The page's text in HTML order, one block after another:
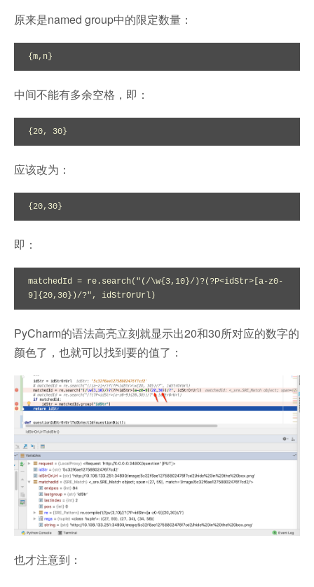
原来是named group中的限定数量：
{m,n}
中间不能有多余空格，即：
{20, 30}
应该改为：
{20,30}
即：
matchedId = re.search("(/\w{3,10}/)?(?P<idStr>[a-z0-
9]{20,30})/?", idStrOrUrl)
PyCharm的语法高亮立刻就显示出20和30所对应的数字的
颜色了，也就可以找到要的值了：
也才注意到：